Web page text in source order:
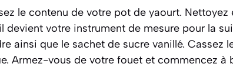
le contenu de votre pot de yaourt. Nettoyez
devient votre instrument de mesure pour la
ainsi que le sachet de sucre vanillé. Cassez
Armez-vous de votre fouet et commencez à